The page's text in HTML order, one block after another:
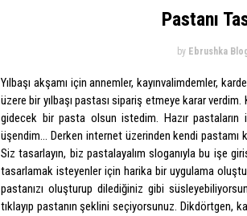
Pastanı
by Ebrushka
Yılbaşı akşamı için annemler, kayınvalimdemler,
üzere bir yılbaşı pastası sipariş etmeye karar
gidecek bir pasta olsun istedim. Hazır
üşendim... Derken internet üzerinden kendi
Siz tasarlayın, biz pastalayalım sloganıyla bu işe
tasarlamak isteyenler için harika bir uygulama
pastanızı oluşturup dilediğiniz gibi
tıklayıp pastanın şeklini seçiyorsunuz. Dikdörtgen,